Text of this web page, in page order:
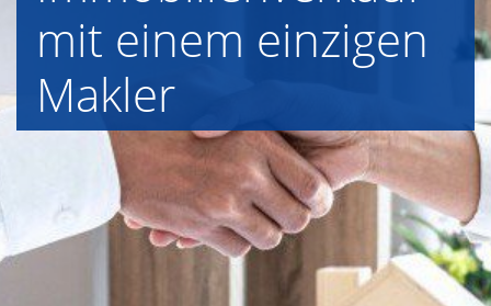
mit einem einzigen
Makler